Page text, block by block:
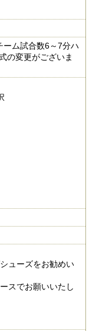
ーム試合数6～7分ハ
の変更がございま
ューズをお勧めい
スでお願いいたし